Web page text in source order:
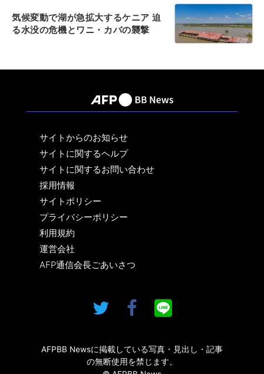
気候変動で湖が急拡大するケニア 迫
る水没の危機とワニ・カバの襲撃
サイトからのお知らせ
サイトに関するヘルプ
サイトに関するお問い合わせ
採用情報
サイトポリシー
プライバシーポリシー
利用規約
運営会社
AFP通信会長ごあいさつ
AFPBB Newsに掲載している写真・見出し・記事
の無断使用を禁じます。